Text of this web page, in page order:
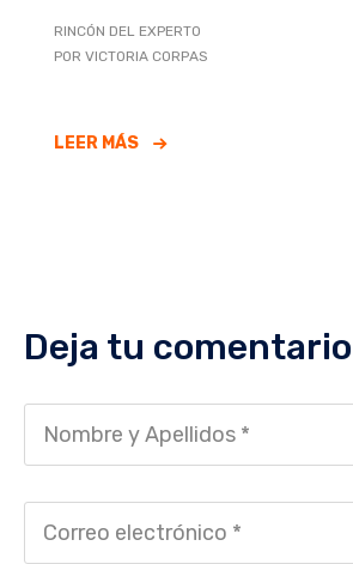
RINCÓN DEL EXPERTO
POR VICTORIA CORPAS
LEER MÁS
Deja tu comentario